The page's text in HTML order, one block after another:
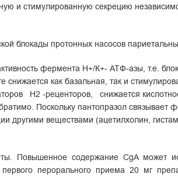
и стимулированную секрецию
блокады протонных насосов
фермента Н+/К+- АТФ-азы, т.е.
снижается как базальная, так и
Н2 -реценторов, снижается
Поскольку пантопразол связывает
другими веществами (ацетилхолин,
Повышенное содержание CgA может
перорального приема 20 мг